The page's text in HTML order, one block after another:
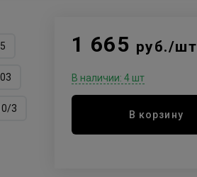
3
1 665 руб./шт
В наличии: 4 шт
В корзину